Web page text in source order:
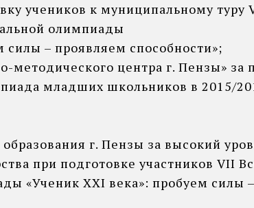
учеников к муниципальному туру
олимпиады
силы – проявляем способности»;
методического центра г. Пензы» за
младших школьников в 2015/
г. Пензы за высокий
при подготовке участников VII
«Ученик XXI века»: пробуем силы